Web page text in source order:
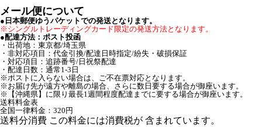
メール便について
●日本郵便ゆうパケットでの発送となります。
※シングルトレーディングカード限定の発送方法となります。
●配達方法：ポスト投函
・出荷地：東京都/埼玉県
・非対応項目：代金引換/配達日時指定/紛失・破損保証
・対応項目：追跡番号/日祝祭配達
・配達日数：通常1-3日
※ポストに入らない場合は、ご不在票対応となります。
※お届け先が遠方や離島の場合、さらに数日要する場合が御座います。
※【沖縄県】に限り最長1週間程度配達までに要する場合が御座います。
送料料金表
全国一律料金：320円
送料分消費 この料金には消費税が 含まれています。